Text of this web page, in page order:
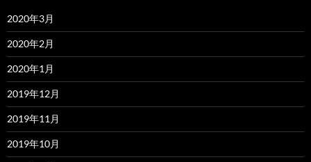
2020年3月
2020年2月
2020年1月
2019年12月
2019年11月
2019年10月